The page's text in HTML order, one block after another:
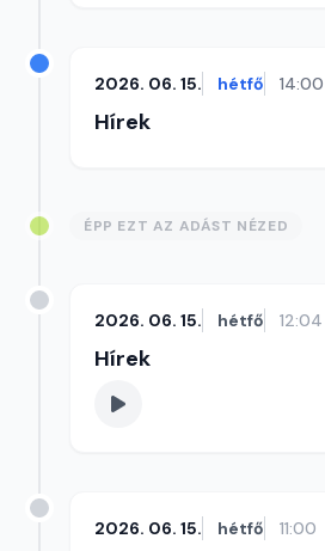
2026. 06. 15. hétfő 14:00
Hírek
ÉPP EZT AZ ADÁST NÉZED
2026. 06. 15. hétfő 12:04
Hírek
2026. 06. 15. hétfő 11:00